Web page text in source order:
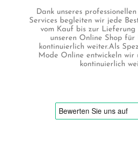
Dank unseres
Services begleiten wir jede
vom Kauf bis zur Lieferung
unseren Online Shop für
kontinuierlich weiter.Als
Mode Online entwickeln wir
kontinuierlich